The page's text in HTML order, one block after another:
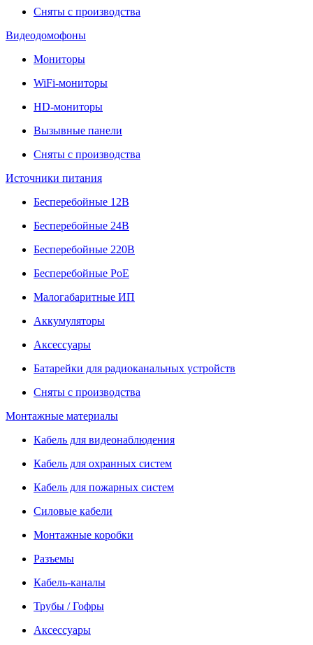
Сняты с производства
Видеодомофоны
Мониторы
WiFi-мониторы
HD-мониторы
Вызывные панели
Сняты с производства
Источники питания
Бесперебойные 12В
Бесперебойные 24В
Бесперебойные 220В
Бесперебойные PoE
Малогабаритные ИП
Аккумуляторы
Аксессуары
Батарейки для радиоканальных устройств
Сняты с производства
Монтажные материалы
Кабель для видеонаблюдения
Кабель для охранных систем
Кабель для пожарных систем
Силовые кабели
Монтажные коробки
Разъемы
Кабель-каналы
Трубы / Гофры
Аксессуары